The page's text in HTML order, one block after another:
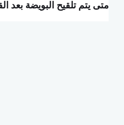
تلقيح البويضة بعد القذف